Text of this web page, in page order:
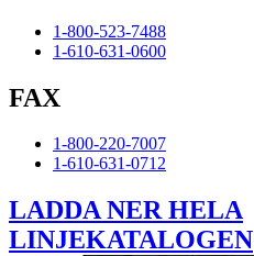
1-800-523-7488
1-610-631-0600
FAX
1-800-220-7007
1-610-631-0712
LADDA NER HELA
LINJEKATALOGEN